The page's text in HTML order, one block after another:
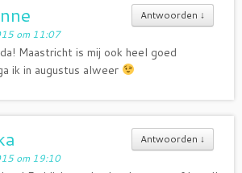
Antwoorden ↓
om 11:07
Maastricht is mij ook heel goed
ik in augustus alweer
Antwoorden ↓
om 19:10